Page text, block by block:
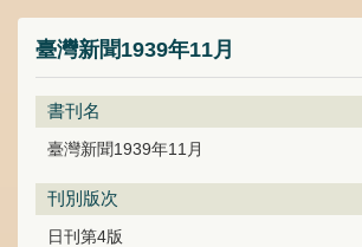
臺灣新聞1939年11月
書刊名
臺灣新聞1939年11月
刊別版次
日刊第4版